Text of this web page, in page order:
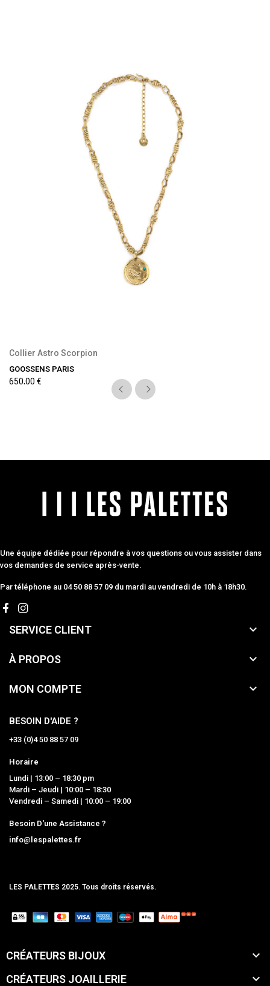
Collier Astro Scorpion
GOOSSENS PARIS
650,00 €
Une équipe dédiée pour répondre à vos questions ou vous assister dans
vos demandes de service après-vente.
Par téléphone au 04 50 88 57 09 du mardi au vendredi de 10h à 18h30.
SERVICE CLIENT 
À PROPOS 
MON COMPTE 
BESOIN D'AIDE ?
+33 (0)4 50 88 57 09
Horaire
Lundi | 13:00 – 18:30 pm
Mardi – Jeudi | 10:00 – 18:30
Vendredi – Samedi | 10:00 – 19:00
Besoin D'une Assistance ?
info@lespalettes.fr
LES PALETTES 2025. Tous droits réservés.
CRÉATEURS BIJOUX 
CRÉATEURS JOAILLERIE 